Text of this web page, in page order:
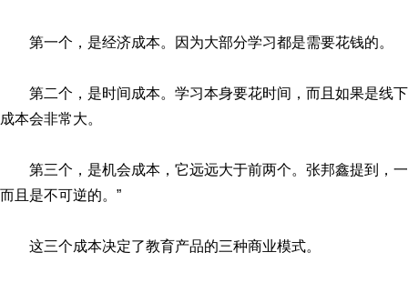
第一个，是经济成本。因为大部分学习都是需要花钱的。
第二个，是时间成本。学习本身要花时间，而且如果是线
成本会非常大。
第三个，是机会成本，它远远大于前两个。张邦鑫提到，
而且是不可逆的。”
这三个成本决定了教育产品的三种商业模式。